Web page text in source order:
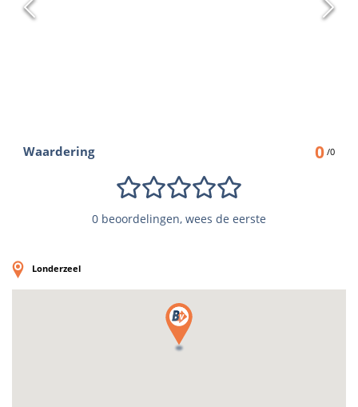
Waardering 0 /0
0 beoordelingen, wees de eerste
Londerzeel